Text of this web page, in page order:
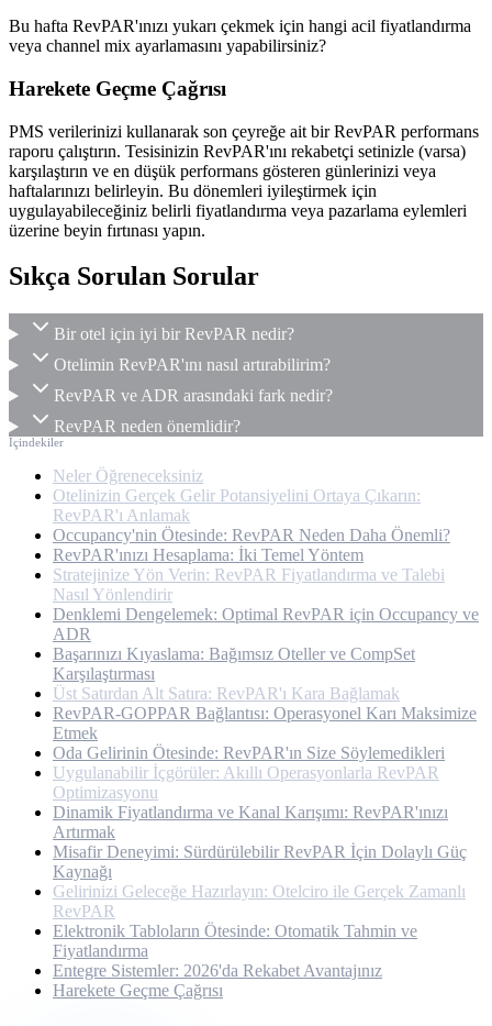
Bu hafta RevPAR'ınızı yukarı çekmek için hangi acil fiyatlandırma
veya channel mix ayarlamasını yapabilirsiniz?
Harekete Geçme Çağrısı
PMS verilerinizi kullanarak son çeyreğe ait bir RevPAR performans
raporu çalıştırın. Tesisinizin RevPAR'ını rekabetçi setinizle (varsa)
karşılaştırın ve en düşük performans gösteren günlerinizi veya
haftalarınızı belirleyin. Bu dönemleri iyileştirmek için
uygulayabileceğiniz belirli fiyatlandırma veya pazarlama eylemleri
üzerine beyin fırtınası yapın.
Sıkça Sorulan Sorular
Bir otel için iyi bir RevPAR nedir?
Otelimin RevPAR'ını nasıl artırabilirim?
RevPAR ve ADR arasındaki fark nedir?
RevPAR neden önemlidir?
İçindekiler
Neler Öğreneceksiniz
Otelinizin Gerçek Gelir Potansiyelini Ortaya Çıkarın:
RevPAR'ı Anlamak
Occupancy'nin Ötesinde: RevPAR Neden Daha Önemli?
RevPAR'ınızı Hesaplama: İki Temel Yöntem
Stratejinize Yön Verin: RevPAR Fiyatlandırma ve Talebi
Nasıl Yönlendirir
Denklemi Dengelemek: Optimal RevPAR için Occupancy ve
ADR
Başarınızı Kıyaslama: Bağımsız Oteller ve CompSet
Karşılaştırması
Üst Satırdan Alt Satıra: RevPAR'ı Kara Bağlamak
RevPAR-GOPPAR Bağlantısı: Operasyonel Karı Maksimize
Etmek
Oda Gelirinin Ötesinde: RevPAR'ın Size Söylemedikleri
Uygulanabilir İçgörüler: Akıllı Operasyonlarla RevPAR
Optimizasyonu
Dinamik Fiyatlandırma ve Kanal Karışımı: RevPAR'ınızı
Artırmak
Misafir Deneyimi: Sürdürülebilir RevPAR İçin Dolaylı Güç
Kaynağı
Gelirinizi Geleceğe Hazırlayın: Otelciro ile Gerçek Zamanlı
RevPAR
Elektronik Tabloların Ötesinde: Otomatik Tahmin ve
Fiyatlandırma
Entegre Sistemler: 2026'da Rekabet Avantajınız
Harekete Geçme Çağrısı